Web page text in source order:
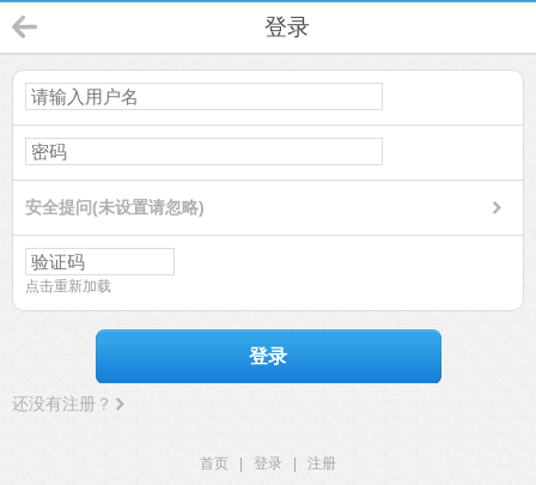
登录
安全提问(未设置请忽略)
点击重新加载
登录
还没有注册？
首页 登录
注册